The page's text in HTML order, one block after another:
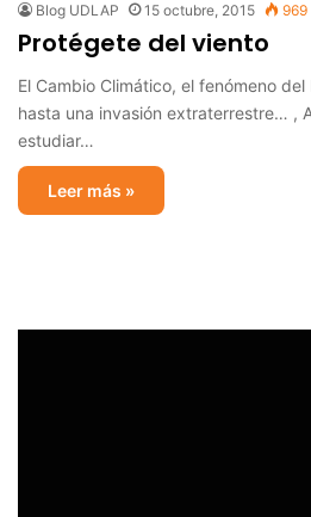
Blog UDLAP 15 octubre, 2015 969
Protégete del viento
El Cambio Climático, el fenómeno
hasta una invasión extraterrestre… ,
estudiar…
Leer más »